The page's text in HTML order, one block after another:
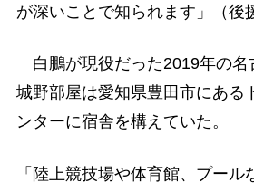
が深いことで知られます」（後
白鵬が現役だった2019年の名
城野部屋は愛知県豊田市にある
ンターに宿舎を構えていた。
「陸上競技場や体育館、プール